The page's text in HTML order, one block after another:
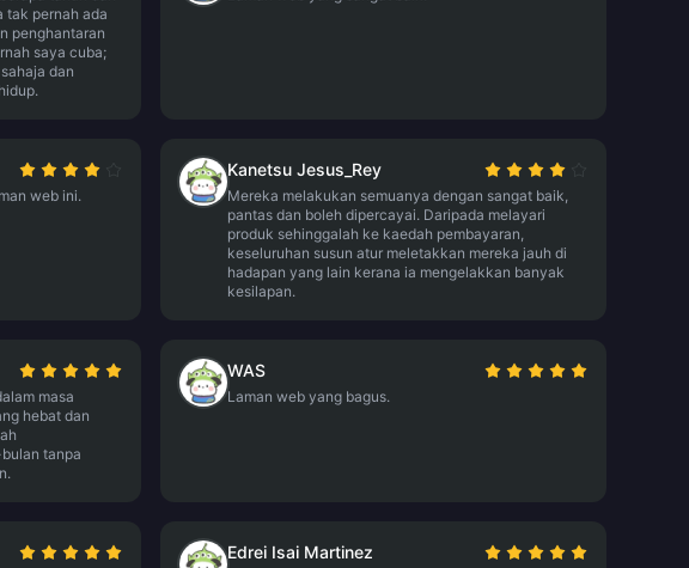
tak pernah ada
penghantaran
saya cuba;
dan
web ini.
Kanetsu Jesus_Rey
Mereka melakukan semuanya dengan sangat baik,
pantas dan boleh dipercayai. Daripada melayari
produk sehinggalah ke kaedah pembayaran,
keseluruhan susun atur meletakkan mereka jauh di
hadapan yang lain kerana ia mengelakkan banyak
kesilapan.
masa
hebat dan
tanpa
WAS
Laman web yang bagus.
Edrei Isai Martinez